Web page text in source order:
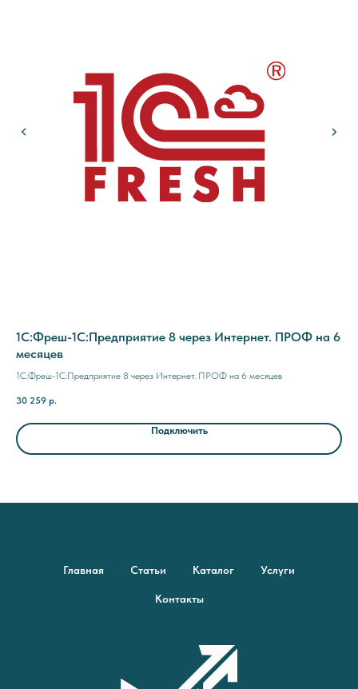
1C:Фреш-1C:Предприятие 8 через Интернет. ПРОФ на 6
месяцев
1C:Фреш-1C:Предприятие 8 через Интернет. ПРОФ на 6 месяцев
30 259 р.
Подключить
Главная Статьи Каталог Услуги
Контакты